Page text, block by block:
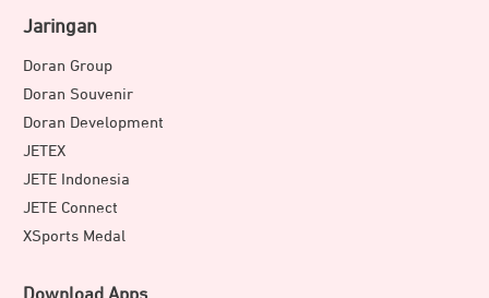
Jaringan
Doran Group
Doran Souvenir
Doran Development
JETEX
JETE Indonesia
JETE Connect
XSports Medal